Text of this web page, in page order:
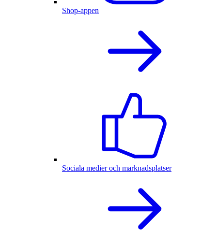
Shop-appen
Sociala medier och marknadsplatser